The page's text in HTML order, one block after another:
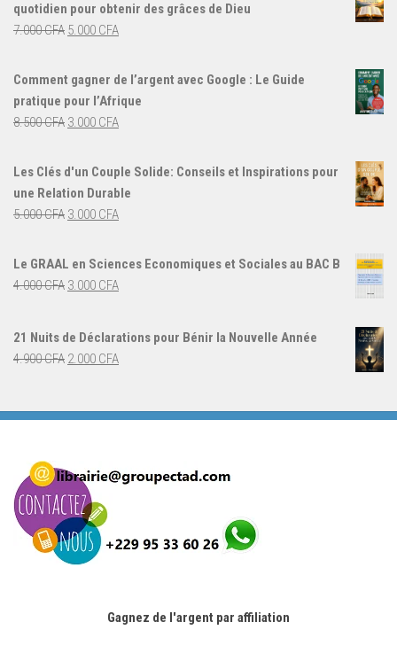
quotidien pour obtenir des grâces de Dieu
7.000CFA Le
était :
7.000 CFA.
5.000 CFALe
actuel
est :
Comment gagner de l’argent avec Google : Le Guide
pratique pour l’Afrique
8.500CFA Le
initial
était :
8.500 CFA.
3.000 CFALe
actuel
est :
Les Clés d'un Couple Solide: Conseils et Inspirations pour
une Relation Durable
5.000CFA Le
initial
était :
3.000 CFALe
actuel
Le GRAAL en Sciences Economiques et Sociales au BAC B
4.000CFA Le
4.000 CFA.
3.000 CFALe
3.000 CFA.
21 Nuits de Déclarations pour Bénir la Nouvelle Année
4.900CFA Le
était :
2.000 CFALe
est :
Gagnez de l'argent par affiliation